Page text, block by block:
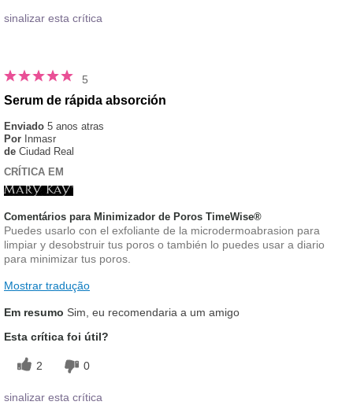
sinalizar esta crítica
5
Serum de rápida absorción
Enviado 5 anos atras
Por Inmasr
de Ciudad Real
CRÍTICA EM
Comentários para Minimizador de Poros TimeWise®
Puedes usarlo con el exfoliante de la microdermoabrasion para
limpiar y desobstruir tus poros o también lo puedes usar a diario
para minimizar tus poros.
Mostrar tradução
Em resumo Sim, eu recomendaria a um amigo
Esta crítica foi útil?
2 0
sinalizar esta crítica